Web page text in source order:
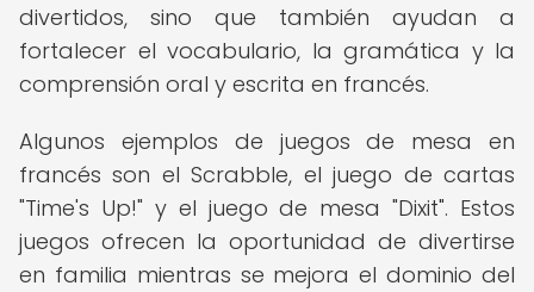
divertidos, sino que también ayudan a
fortalecer el vocabulario, la gramática y la
comprensión oral y escrita en francés.
Algunos ejemplos de juegos de mesa en
francés son el Scrabble, el juego de cartas
"Time's Up!" y el juego de mesa "Dixit". Estos
juegos ofrecen la oportunidad de divertirse
en familia mientras se mejora el dominio del